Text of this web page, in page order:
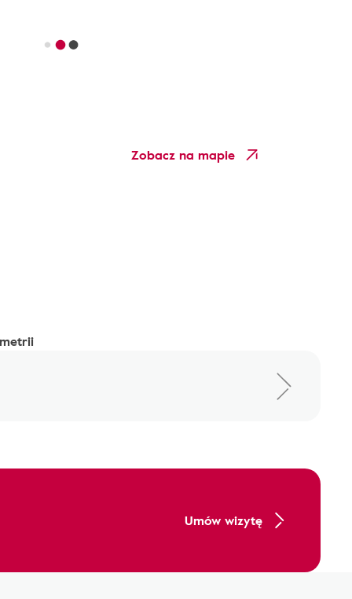
Zobacz na mapie
Umów wizytę